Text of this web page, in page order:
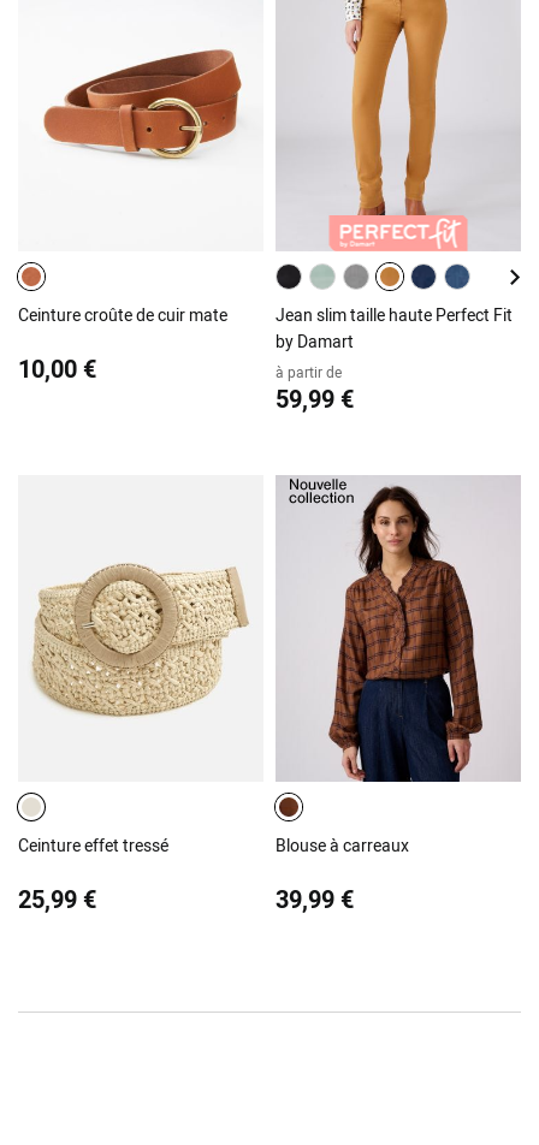
Ceinture croûte de cuir mate
10,00 €
Jean slim taille haute Perfect Fit
by Damart
à partir de
59,99 €
Ceinture effet tressé
25,99 €
Blouse à carreaux
39,99 €